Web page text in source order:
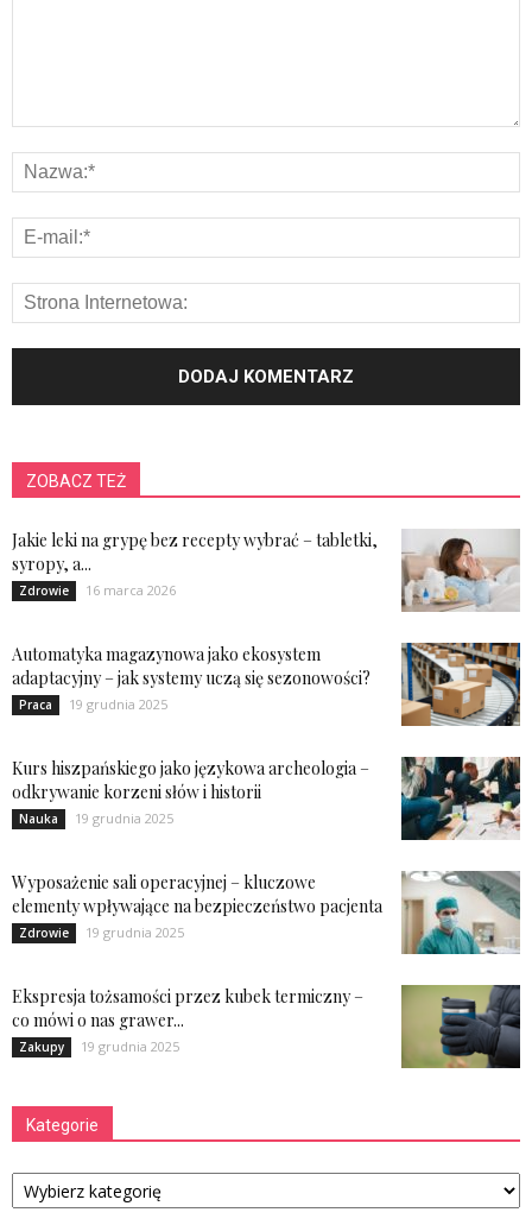
ZOBACZ TEŻ
Jakie leki na grypę bez recepty wybrać – tabletki,
syropy, a...
Zdrowie 16 marca 2026
Automatyka magazynowa jako ekosystem
adaptacyjny – jak systemy uczą się sezonowości?
Praca 19 grudnia 2025
Kurs hiszpańskiego jako językowa archeologia –
odkrywanie korzeni słów i historii
Nauka 19 grudnia 2025
Wyposażenie sali operacyjnej – kluczowe
elementy wpływające na bezpieczeństwo pacjenta
Zdrowie 19 grudnia 2025
Ekspresja tożsamości przez kubek termiczny –
co mówi o nas grawer...
Zakupy 19 grudnia 2025
Kategorie
Kategorie